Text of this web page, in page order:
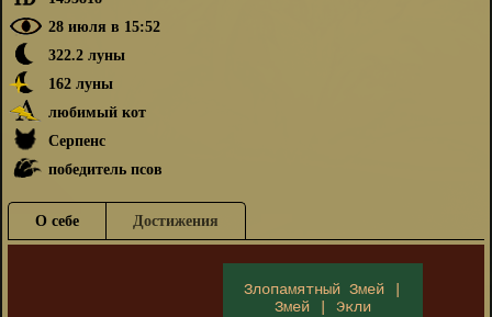
28 июля в 15:52
322.2 луны
162 луны
любимый кот
Серпенс
победитель псов
О себе Достижения
Злопамятный Змей |
Змей | Экли